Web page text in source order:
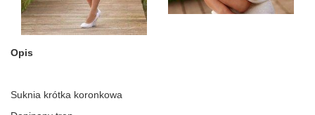
Opis
Suknia krótka koronkowa